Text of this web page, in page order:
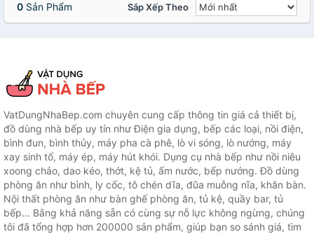
0 Sản Phẩm Sắp Xếp Theo
VatDungNhaBep.com chuyên cung cấp thông tin giá cả thiết bị,
đồ dùng nhà bếp uy tín như Điện gia dụng, bếp các loại, nồi điện,
bình đun, bình thủy, máy pha cà phê, lò vi sóng, lò nướng, máy
xay sinh tố, máy ép, máy hút khói. Dụng cụ nhà bếp như nồi niêu
xoong chảo, dao kéo, thớt, kệ tủ, ấm nước, bếp nướng. Đồ dùng
phòng ăn như bình, ly cốc, tô chén dĩa, đũa muỗng nĩa, khăn bàn.
Nội thất phòng ăn như bàn ghế phòng ăn, tủ kệ, quầy bar, tủ
bếp... Bằng khả năng sẵn có cùng sự nỗ lực không ngừng, chúng
tôi đã tổng hợp hơn 200000 sản phẩm, giúp bạn so sánh giá, tìm